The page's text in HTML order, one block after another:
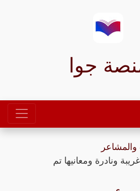
جوا
والمشاعر
ونادرة ومعانيها تم